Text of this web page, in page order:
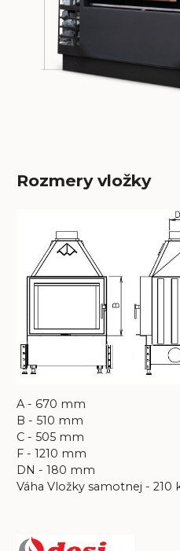
Rozmery vložky
A - 670 mm
B - 510 mm
C - 505 mm
F - 1210 mm
DN - 180 mm
Váha Vložky samotnej - 210